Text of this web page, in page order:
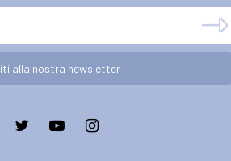
alla nostra newsletter !